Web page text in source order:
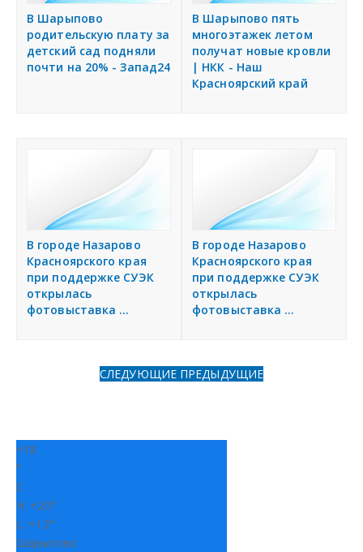
Разместить объявление
В Шарыпово
родительскую плату за
детский сад подняли
почти на 20% - Запад24
В Шарыпово пять
многоэтажек летом
получат новые кровли
| НКК - Наш
Красноярский край
В городе Назарово
Красноярского края
при поддержке СУЭК
открылась
фотовыставка ...
В городе Назарово
Красноярского края
при поддержке СУЭК
открылась
фотовыставка ...
СЛЕДУЮЩИЕ ПРЕДЫДУЩИЕ
+18
°
C
H: +20°
L: +12°
Шарыпово